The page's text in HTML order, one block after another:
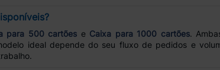
para 500 cartões e Caixa para 1000 cartões.
ideal depende do seu fluxo de pedidos e